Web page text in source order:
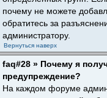
почему не можете
обратитесь за
администратору.
Вернуться наверх
faq#28 » Почему я
предупреждение?
На каждом форуме